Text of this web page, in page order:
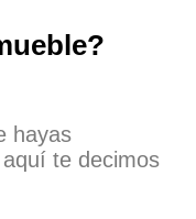
hayas
te decimos